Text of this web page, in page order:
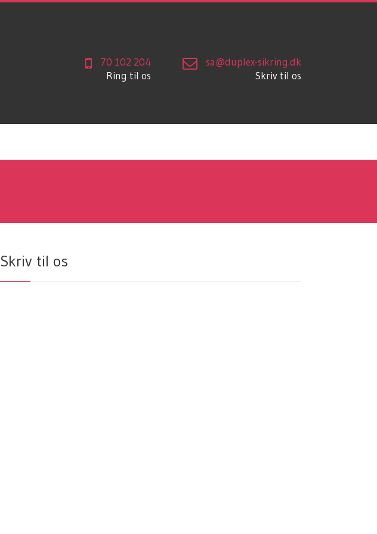
70 102 204
Ring til os
sa@duplex-sikring.dk
Skriv til os
Skriv til os